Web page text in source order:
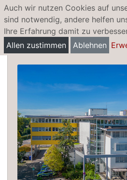
Auch wir nutzen Cookies auf
sind notwendig, andere helfen
Ihre Erfahrung damit zu
Allen zustimmen
Ablehnen
Tier gefunden